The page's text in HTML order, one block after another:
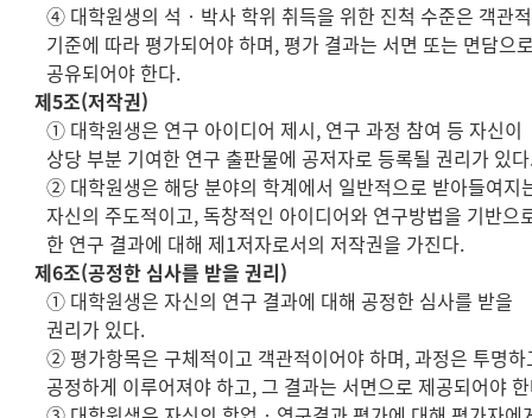
④ 대학원생의 석‧박사 학위 취득을 위한 진척 수준은 객관적
기준에 따라 평가되어야 하며, 평가 결과는 서면 또는 면담으
공유되어야 한다.
제5조(저작권)
① 대학원생은 연구 아이디어 제시, 연구 과정 참여 등 자신이
상당 부분 기여한 연구 출판물에 공저자로 등록될 권리가 있
② 대학원생은 해당 분야의 학계에서 일반적으로 받아들여지
자신의 주도적이고, 독창적인 아이디어와 연구방법을 기반으
한 연구 결과에 대해 제1저자로서의 저작권을 가진다.
제6조(공정한 심사를 받을 권리)
① 대학원생은 자신의 연구 결과에 대해 공정한 심사를 받을
권리가 있다.
② 평가항목은 구체적이고 객관적이어야 하며, 과정은 투명하
공정하게 이루어져야 하고, 그 결과는 서면으로 제공되어야